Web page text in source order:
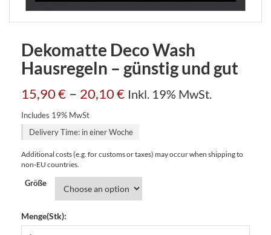
Dekomatte Deco Wash
Hausregeln – günstig und gut
15,90€ – 20,10€ Inkl. 19% MwSt.
Includes 19% MwSt
Delivery Time: in einer Woche
Additional costs (e.g. for customs or taxes) may occur when shipping to
non-EU countries.
Größe
Menge(Stk):